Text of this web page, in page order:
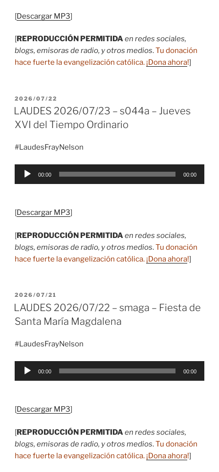
[Descargar MP3]
[REPRODUCCIÓN PERMITIDAen redes sociales,
blogs, emisoras de radio, y otros medios.Tu donación
hace fuerte la evangelización católica. ¡Dona ahora!]
PUBLICADO
EL
2026/07/22
LAUDES 2026/07/23 – s044a – Jueves
XVI del Tiempo Ordinario
#LaudesFrayNelson
Reproductor
00:00 00:00
[Descargar MP3]
[REPRODUCCIÓN PERMITIDAen redes sociales,
blogs, emisoras de radio, y otros medios.Tu donación
hace fuerte la evangelización católica. ¡Dona ahora!]
PUBLICADO
EL
2026/07/21
LAUDES 2026/07/22 – smaga – Fiesta de
Santa María Magdalena
#LaudesFrayNelson
Reproductor
00:00 00:00
[Descargar MP3]
[REPRODUCCIÓN PERMITIDA en redes sociales,
blogs, emisoras de radio, y otros medios.Tu donación
hace fuerte la evangelización católica. ¡Dona ahora!]